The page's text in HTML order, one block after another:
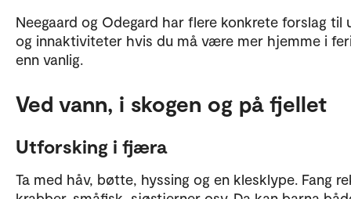
Neegaard og Odegard har flere konkrete forslag til
og innaktiviteter hvis du må være mer hjemme i
enn vanlig.
Ved vann, i skogen og på fjellet
Utforsking i fjæra
Ta med håv, bøtte, hyssing og en klesklype. Fang